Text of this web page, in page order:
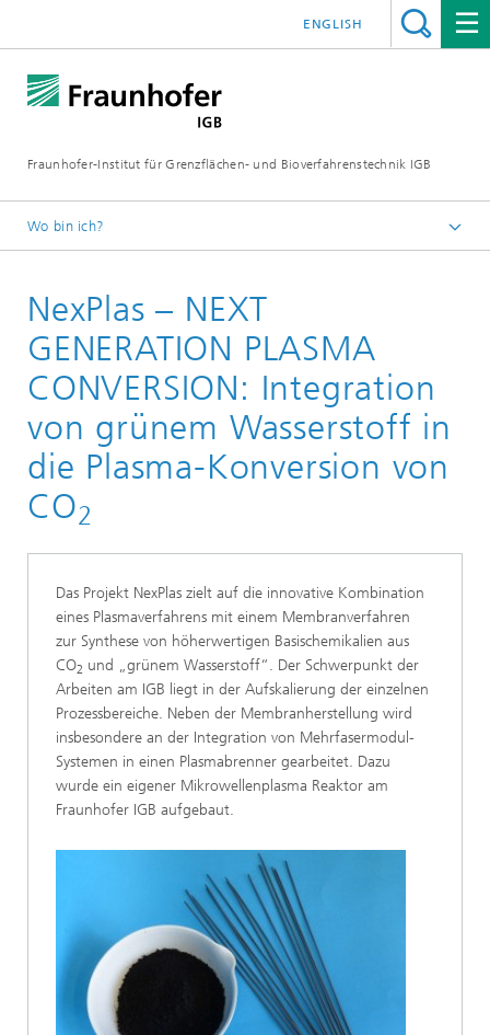
Fraunhofer-Institut für Grenzflächen- und Bioverfahrenstechnik IGB
ENGLISH
Wo bin ich?
Projekte
NexPlas – NEXT
GENERATION PLASMA
CONVERSION: Integration
von grünem Wasserstoff in
die Plasma-Konversion von
CO2
Das Projekt NexPlas zielt auf die innovative Kombination
eines Plasmaverfahrens mit einem Membranverfahren
zur Synthese von höherwertigen Basischemikalien aus
CO2 und „grünem Wasserstoff“. Der Schwerpunkt der
Arbeiten am IGB liegt in der Aufskalierung der einzelnen
Prozessbereiche. Neben der Membranherstellung wird
insbesondere an der Integration von Mehrfasermodul-
Systemen in einen Plasmabrenner gearbeitet. Dazu
wurde ein eigener Mikrowellenplasma Reaktor am
Fraunhofer IGB aufgebaut.